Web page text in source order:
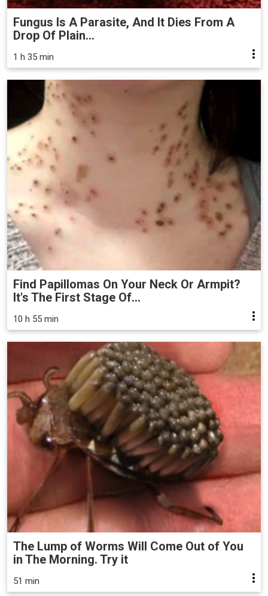
Fungus Is A Parasite, And It Dies From A
Drop Of Plain...
1 h 35 min
Find Papillomas On Your Neck Or Armpit?
It's The First Stage Of...
10 h 55 min
The Lump of Worms Will Come Out of You
in The Morning. Try it
51 min